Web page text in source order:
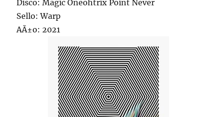
Disco: Magic Oneohtrix Point Never
Sello: Warp
AÃ±o: 2021